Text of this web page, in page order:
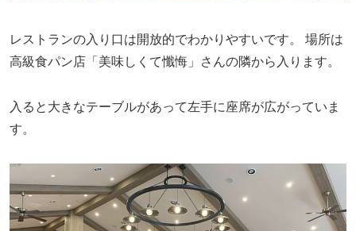
レストランの入り口は開放的でわかりやすいです。
場所は
高級食パン店「美味しくて懺悔」さんの隣から入ります。
入ると大きなテーブルがあって左手に座席が広がっていま
す。